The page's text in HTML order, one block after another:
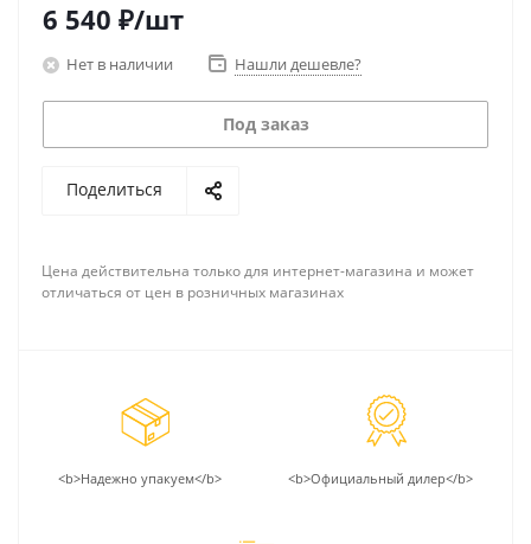
6 540 ₽/шт
Нет в наличии Нашли дешевле?
Под заказ
Поделиться
Цена действительна только для интернет-магазина и может
отличаться от цен в розничных магазинах
<b>Надежно упакуем</b> <b>Официальный дилер</b>